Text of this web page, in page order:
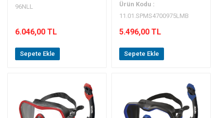
96NLL
6.046,00 TL
Sepete Ekle
Ürün Kodu :
11.01.SPMS4700975LMB
5.496,00 TL
Sepete Ekle